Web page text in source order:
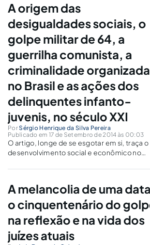
A origem das
desigualdades sociais, o
golpe militar de 64, a
guerrilha comunista, a
criminalidade organizada
no Brasil e as ações dos
delinquentes infanto-
juvenis, no século XXI
PorSérgio Henrique da Silva Pereira
Publicado em 17 de Setembro de 2014 às 00:03
O artigo, longe de se esgotar em si, traça o
desenvolvimento social e econômico no
do poder nacional, as perversidade aos
A melancolia de uma
o cinquentenário do
na reflexão e na vida dos
juízes atuais